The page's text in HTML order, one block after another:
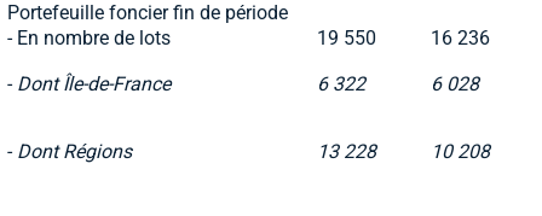
Portefeuille foncier fin de période
- En nombre de lots
19 550
16 236
- Dont Île-de-France 6 322 6 028
- Dont Régions 13 228 10 208